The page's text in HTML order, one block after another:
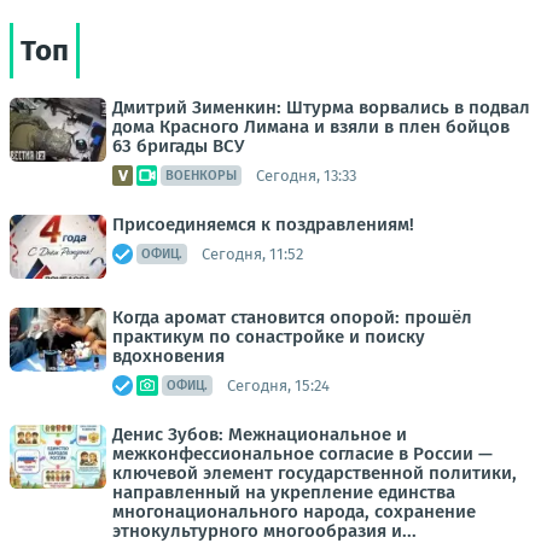
Топ
Дмитрий Зименкин: Штурма ворвались в подвал
дома Красного Лимана и взяли в плен бойцов
63 бригады ВСУ
ВОЕНКОРЫ Сегодня, 13:33
Присоединяемся к поздравлениям!
ОФИЦ. Сегодня, 11:52
Когда аромат становится опорой: прошёл
практикум по сонастройке и поиску
вдохновения
ОФИЦ. Сегодня, 15:24
Денис Зубов: Межнациональное и
межконфессиональное согласие в России —
ключевой элемент государственной политики,
направленный на укрепление единства
многонационального народа, сохранение
этнокультурного многообразия и...